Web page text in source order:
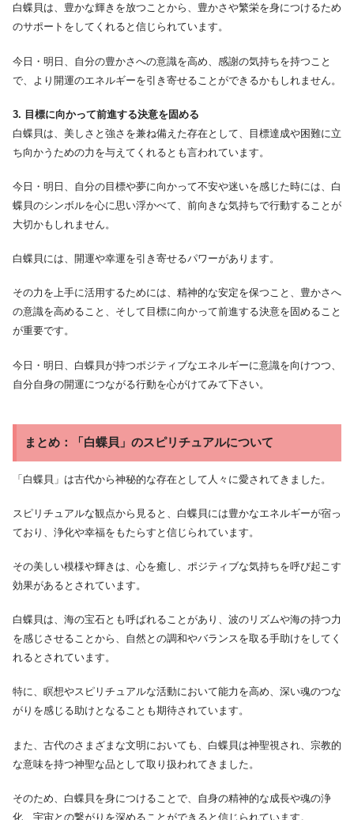
白蝶貝は、豊かな輝きを放つことから、豊かさや繁栄を身につけるため
のサポートをしてくれると信じられています。
今日・明日、自分の豊かさへの意識を高め、感謝の気持ちを持つこと
で、より開運のエネルギーを引き寄せることができるかもしれません。
3. 目標に向かって前進する決意を固める
白蝶貝は、美しさと強さを兼ね備えた存在として、目標達成や困難に立
ち向かうための力を与えてくれるとも言われています。
今日・明日、自分の目標や夢に向かって不安や迷いを感じた時には、白
蝶貝のシンボルを心に思い浮かべて、前向きな気持ちで行動することが
大切かもしれません。
白蝶貝には、開運や幸運を引き寄せるパワーがあります。
その力を上手に活用するためには、精神的な安定を保つこと、豊かさへ
の意識を高めること、そして目標に向かって前進する決意を固めること
が重要です。
今日・明日、白蝶貝が持つポジティブなエネルギーに意識を向けつつ、
自分自身の開運につながる行動を心がけてみて下さい。
まとめ：「白蝶貝」のスピリチュアルについて
「白蝶貝」は古代から神秘的な存在として人々に愛されてきました。
スピリチュアルな観点から見ると、白蝶貝には豊かなエネルギーが宿っ
ており、浄化や幸福をもたらすと信じられています。
その美しい模様や輝きは、心を癒し、ポジティブな気持ちを呼び起こす
効果があるとされています。
白蝶貝は、海の宝石とも呼ばれることがあり、波のリズムや海の持つ力
を感じさせることから、自然との調和やバランスを取る手助けをしてく
れるとされています。
特に、瞑想やスピリチュアルな活動において能力を高め、深い魂のつな
がりを感じる助けとなることも期待されています。
また、古代のさまざまな文明においても、白蝶貝は神聖視され、宗教的
な意味を持つ神聖な品として取り扱われてきました。
そのため、白蝶貝を身につけることで、自身の精神的な成長や魂の浄
化、宇宙との繋がりを深めることができると信じられています。